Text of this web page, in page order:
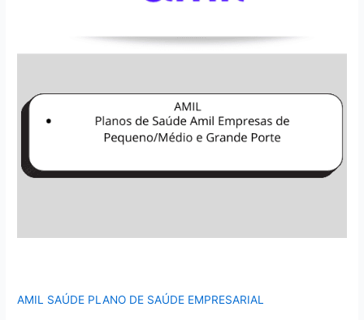
AMIL SAÚDE PLANO DE SAÚDE EMPRESARIAL